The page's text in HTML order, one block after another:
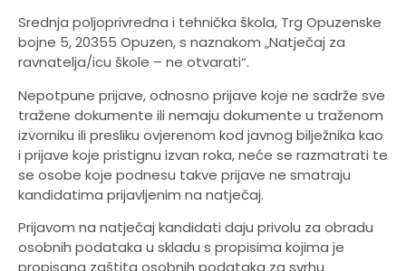
Srednja poljoprivredna i tehnička škola, Trg Opuzenske
bojne 5, 20355 Opuzen, s naznakom „Natječaj za
ravnatelja/icu škole – ne otvarati“.
Nepotpune prijave, odnosno prijave koje ne sadrže sve
tražene dokumente ili nemaju dokumente u traženom
izvorniku ili presliku ovjerenom kod javnog bilježnika kao
i prijave koje pristignu izvan roka, neće se razmatrati te
se osobe koje podnesu takve prijave ne smatraju
kandidatima prijavljenim na natječaj.
Prijavom na natječaj kandidati daju privolu za obradu
osobnih podataka u skladu s propisima kojima je
propisana zaštita osobnih podataka za svrhu